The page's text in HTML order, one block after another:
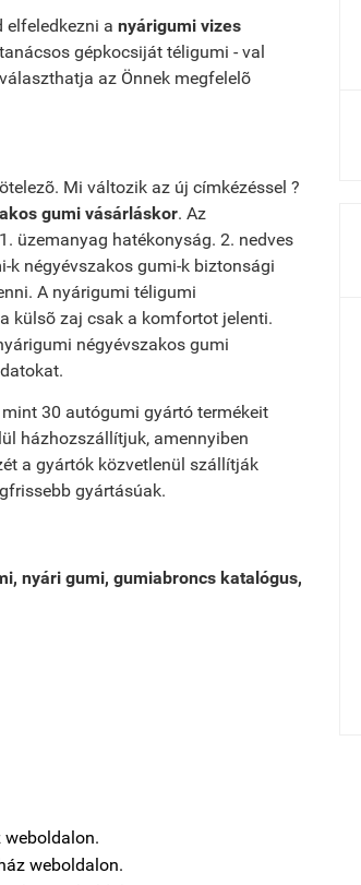
elfeledkezni a nyárigumi vizes
gépkocsiját téligumi - val
az Önnek megfelelõ
Mi változik az új címkézéssel ?
gumi vásárláskor. Az
üzemanyag hatékonyság. 2. nedves
k négyévszakos gumi-k biztonsági
A nyárigumi téligumi
külsõ zaj csak a komfortot jelenti.
négyévszakos gumi
30 autógumi gyártó termékeit
házhozszállítjuk, amennyiben
a gyártók közvetlenül szállítják
gyártásúak.
nyári gumi, gumiabroncs katalógus,